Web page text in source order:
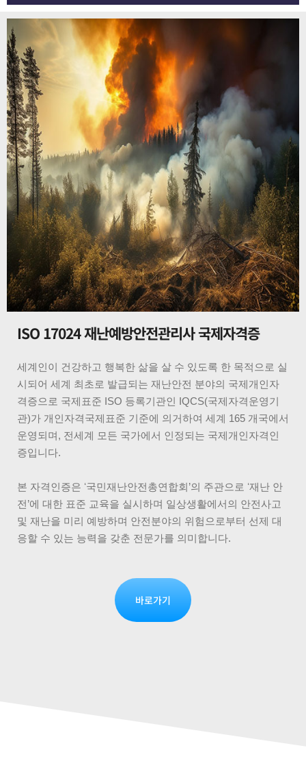
ISO 17024 재난예방안전관리사 국제자격증
세계인이 건강하고 행복한 삶을 살 수 있도록 한 목적으로 실
시되어 세계 최초로 발급되는 재난안전 분야의 국제개인자
격증으로 국제표준 ISO 등록기관인 IQCS(국제자격운영기
관)가 개인자격국제표준 기준에 의거하여 세계 165 개국에서
운영되며, 전세계 모든 국가에서 인정되는 국제개인자격인
증입니다.
본 자격인증은 ʻ국민재난안전총연합회’의 주관으로 ʻ재난 안
전’에 대한 표준 교육을 실시하며 일상생활에서의 안전사고
및 재난을 미리 예방하며 안전분야의 위험으로부터 선제 대
응할 수 있는 능력을 갖춘 전문가를 의미합니다.
바로가기